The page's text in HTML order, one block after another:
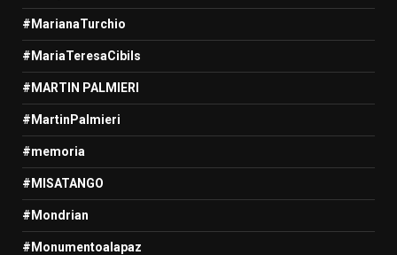
#MarianaTurchio
#MariaTeresaCibils
#MARTIN PALMIERI
#MartinPalmieri
#memoria
#MISATANGO
#Mondrian
#Monumentoalapaz